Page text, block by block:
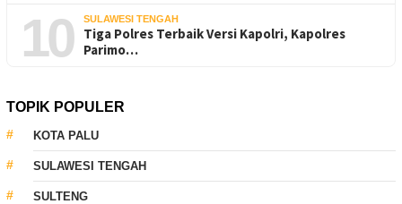
10 SULAWESI TENGAH
Tiga Polres Terbaik Versi Kapolri, Kapolres
Parimo…
TOPIK POPULER
KOTA PALU
SULAWESI TENGAH
SULTENG